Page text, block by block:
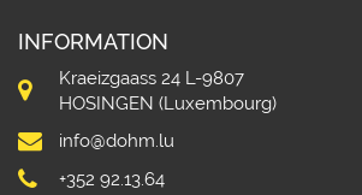
INFORMATION
Kraeizgaass 24 L-9807
HOSINGEN (Luxembourg)
info@dohm.lu
+352 92.13.64